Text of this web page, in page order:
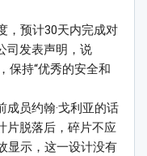
，预计30天内完成对
司发表声明，说
保持“优秀的安全和
员约翰·戈利亚的话
片脱落后，碎片不应
显示，这一设计没有